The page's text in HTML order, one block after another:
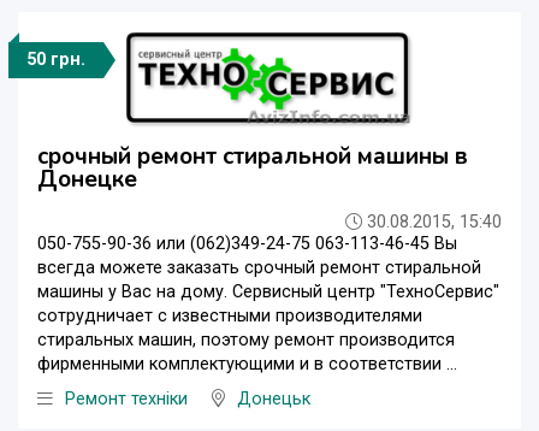
50 грн.
срочный ремонт стиральной машины в
Донецке
30.08.2015, 15:40
050-755-90-36 или (062)349-24-75 063-113-46-45 Вы
всегда можете заказать срочный ремонт стиральной
машины у Вас на дому. Сервисный центр "ТехноСервис"
сотрудничает с известными производителями
стиральных машин, поэтому ремонт производится
фирменными комплектующими и в соответствии ...
Ремонт техніки
Донецьк